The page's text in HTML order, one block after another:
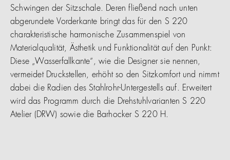
Schwingen der Sitzschale. Deren fließend nach unten
abgerundete Vorderkante bringt das für den S 220
charakteristische harmonische Zusammenspiel von
Materialqualität, Ästhetik und Funktionalität auf den Punkt:
Diese „Wasserfallkante“, wie die Designer sie nennen,
vermeidet Druckstellen, erhöht so den Sitzkomfort und nimmt
dabei die Radien des Stahlrohr-Untergestells auf. Erweitert
wird das Programm durch die Drehstuhlvarianten S 220
Atelier (DRW) sowie die Barhocker S 220 H.